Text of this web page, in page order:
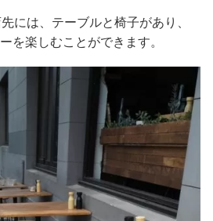
には、テーブルと椅子があり、
を楽しむことができます。